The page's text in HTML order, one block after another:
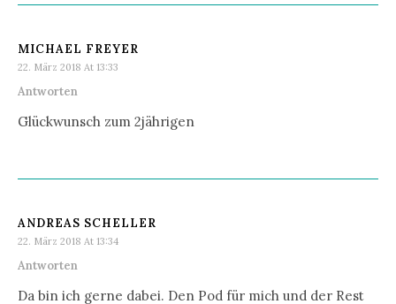
MICHAEL FREYER
22. März 2018 At 13:33
Antworten
Glückwunsch zum 2jährigen
ANDREAS SCHELLER
22. März 2018 At 13:34
Antworten
Da bin ich gerne dabei. Den Pod für mich und der Rest